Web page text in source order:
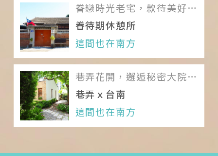
加入我們
服務條款
Like us on Facebook
Follow us on Instagram
眷戀時光老宅，款待美好休
憩
眷待期休憩所
這間也在南方
巷弄花開，邂逅秘密大院落
裡的時光宅邸
巷弄ｘ台南
這間也在南方